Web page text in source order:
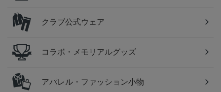
クラブ公式ウェア
コラボ・メモリアルグッズ
アパレル・ファッション小物